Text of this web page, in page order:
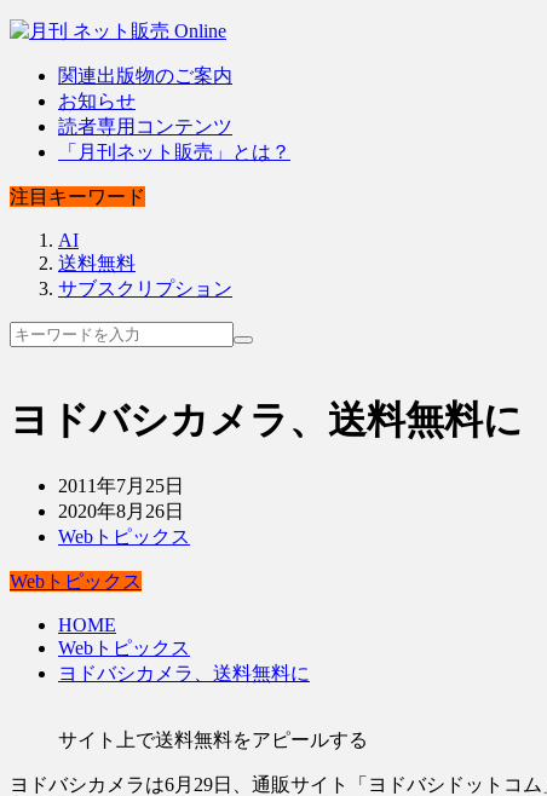
関連出版物のご案内
お知らせ
読者専用コンテンツ
「月刊ネット販売」とは？
注目キーワード
AI
送料無料
サブスクリプション
ヨドバシカメラ、送料無料に
2011年7月25日
2020年8月26日
Webトピックス
Webトピックス
HOME
Webトピックス
ヨドバシカメラ、送料無料に
サイト上で送料無料をアピールする
ヨドバシカメラは6月29日、通販サイト「ヨドバシドットコ